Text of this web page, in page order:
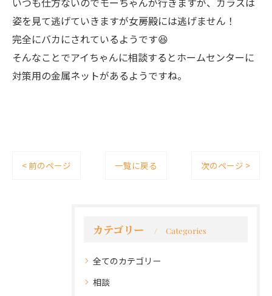
姿を見て逃げていきますが女房殿には逃げません！
完全にバカにされているようです😆
そんなことでアイちゃんに相談するとホームセンターに
対策用の金属ネットがあるようですね。
< 前のページ 一覧に戻る 次のページ >
カテゴリー Categories
全てのカテゴリー
相談